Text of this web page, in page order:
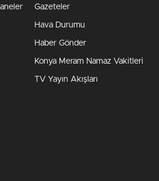
Gazeteler
Hava Durumu
Haber Gönder
Konya Meram Namaz Vakitleri
TV Yayın Akışları